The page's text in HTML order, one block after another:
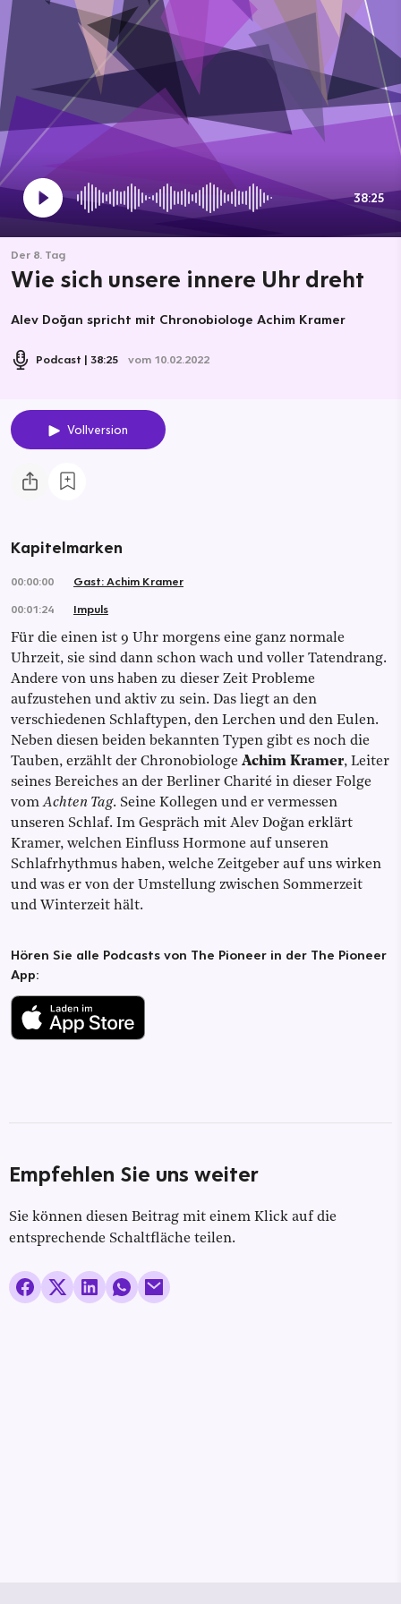
38:25
Der 8. Tag
Wie sich unsere innere Uhr dreht
Alev Doğan spricht mit Chronobiologe Achim Kramer
Podcast 38:25 vom 10.02.2022
Vollversion
Kapitelmarken
00:00:00
Gast: Achim Kramer
00:01:24
Impuls
Für die einen ist 9 Uhr morgens eine ganz normale
Uhrzeit, sie sind dann schon wach und voller Tatendrang.
Andere von uns haben zu dieser Zeit Probleme
aufzustehen und aktiv zu sein. Das liegt an den
verschiedenen Schlaftypen, den Lerchen und den Eulen.
Neben diesen beiden bekannten Typen gibt es noch die
Tauben, erzählt der Chronobiologe Achim Kramer, Leiter
seines Bereiches an der Berliner Charité in dieser Folge
vomAchten Tag. Seine Kollegen und er vermessen
unseren Schlaf. Im Gespräch mit Alev Doğan erklärt
Kramer, welchen Einfluss Hormone auf unseren
Schlafrhythmus haben, welche Zeitgeber auf uns wirken
und was er von der Umstellung zwischen Sommerzeit
und Winterzeit hält.
Hören Sie alle Podcasts von The Pioneer in der The Pioneer
App:
Empfehlen Sie uns weiter
Sie können diesen Beitrag mit einem Klick auf die
entsprechende Schaltfläche teilen.